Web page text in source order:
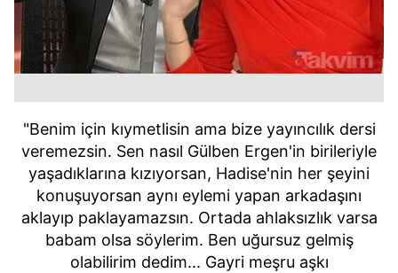
"Benim için kıymetlisin ama bize yayıncılık dersi
veremezsin. Sen nasıl Gülben Ergen'in birileriyle
yaşadıklarına kızıyorsan, Hadise'nin her şeyini
konuşuyorsan aynı eylemi yapan arkadaşını
aklayıp paklayamazsın. Ortada ahlaksızlık varsa
babam olsa söylerim. Ben uğursuz gelmiş
olabilirim dedim... Gayri meşru aşkı